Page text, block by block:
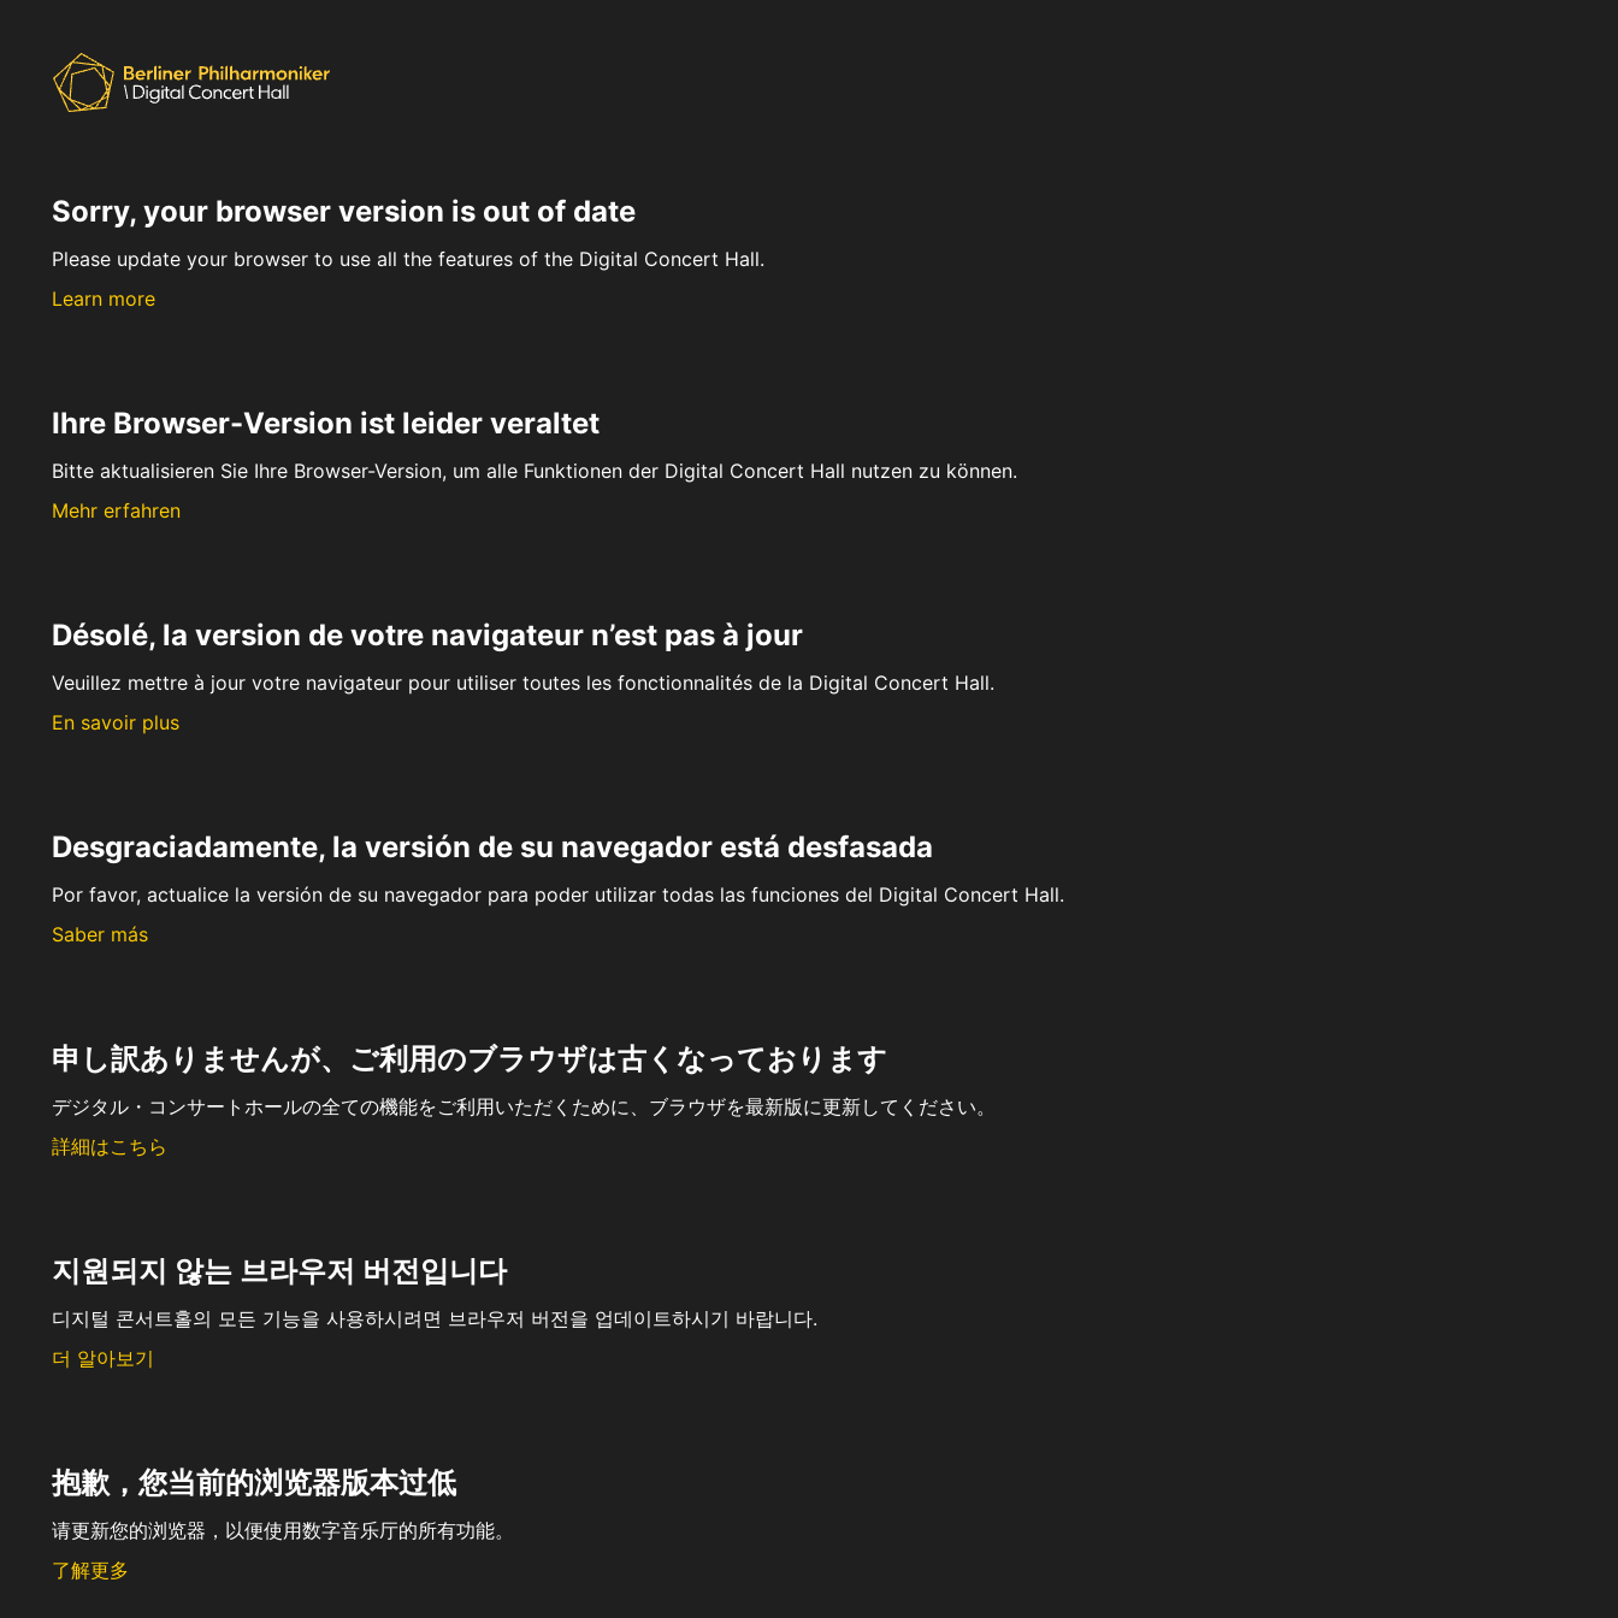
Sorry, your browser version is out of date
Please update your browser to use all the features of the Digital Concert Hall.
Learn more
Ihre Browser-Version ist leider veraltet
Bitte aktualisieren Sie Ihre Browser-Version, um alle Funktionen der Digital Concert Hall nutzen zu können.
Mehr erfahren
Désolé, la version de votre navigateur n’est pas à jour
Veuillez mettre à jour votre navigateur pour utiliser toutes les fonctionnalités de la Digital Concert Hall.
En savoir plus
Desgraciadamente, la versión de su navegador está desfasada
Por favor, actualice la versión de su navegador para poder utilizar todas las funciones del Digital Concert Hall.
Saber más
申し訳ありませんが、ご利用のブラウザは古くなっております
デジタル・コンサートホールの全ての機能をご利用いただくために、ブラウザを最新版に更新してください。
詳細はこちら
지원되지 않는 브라우저 버전입니다
디지털 콘서트홀의 모든 기능을 사용하시려면 브라우저 버전을 업데이트하시기 바랍니다.
더 알아보기
抱歉，您当前的浏览器版本过低
请更新您的浏览器，以便使用数字音乐厅的所有功能。
了解更多